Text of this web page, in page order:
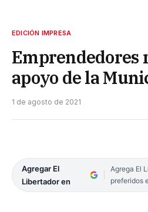
EDICIÓN IMPRESA
Emprendedores
apoyo de la
1 de agosto de 2021
Agregar El
Libertador en
Agrega El
preferidos